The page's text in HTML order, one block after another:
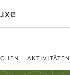
AKTIVITÄTEN